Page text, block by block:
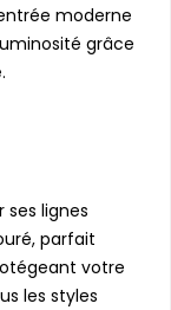
moderne
grâce
ses lignes
parfait
votre
les styles